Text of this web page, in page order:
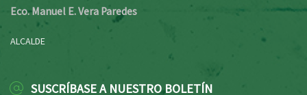
Eco. Manuel E. Vera Paredes
ALCALDE
SUSCRÍBASE A NUESTRO BOLETÍN